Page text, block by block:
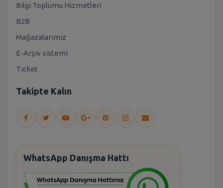
Bilgi Toplumu Hizmetleri
B2B
Mağazalarımız
E-Arşiv sistemi
Ticket
Takipte Kalın
WhatsApp Danışma Hattı